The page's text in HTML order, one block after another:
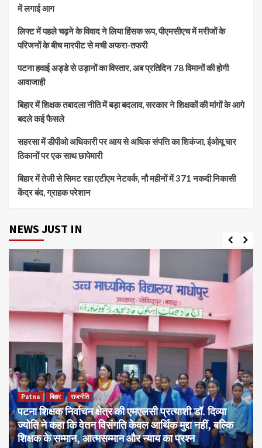
में लगाई आग
लिफ्ट में पहले चढ़ने के विवाद ने लिया हिंसक रूप, पीएमसीएच में मरीजों के
परिजनों के बीच मारपीट से मची अफरा-तफरी
पटना हवाई अड्डे से उड़ानों का विस्तार, अब प्रतिदिन 78 विमानों की होगी
आवाजाही
बिहार में शिक्षक तबादला नीति में बड़ा बदलाव, सरकार ने शिक्षकों की मांगों के आगे
बदले कई फैसले
सहरसा में डीपीओ अधिकारी पर आय से अधिक संपत्ति का शिकंजा, ईओयू चार
ठिकानों पर एक साथ छापेमारी
बिहार में तेजी से सिमट रहा एटीएम नेटवर्क, नौ महीनों में 371 नकदी निकासी
केंद्र बंद, ग्राहक परेशान
NEWS JUST IN
Patna बिहार राजनीति
पटना शिक्षक निर्वाचन क्षेत्र की एमएलसी प्रत्याशी डॉ. दिव्या
ज्योति ने कहा कि वेतन विसंगति केवल आर्थिक मुद्दा नहीं, बल्कि
शिक्षक के सम्मान, आत्मसम्मान और न्याय का प्रश्न